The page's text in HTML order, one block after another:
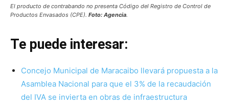
El producto de contrabando no presenta Código del Registro de Control de
Productos Envasados (CPE). Foto: Agencia.
Te puede interesar:
Concejo Municipal de Maracaibo llevará propuesta a la
Asamblea Nacional para que el 3% de la recaudación
del IVA se invierta en obras de infraestructura